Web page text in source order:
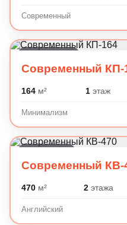
Современный
Современный КП-
164м² 1этаж
Минимализм
Современный КВ-
470м² 2 этажа
Английский